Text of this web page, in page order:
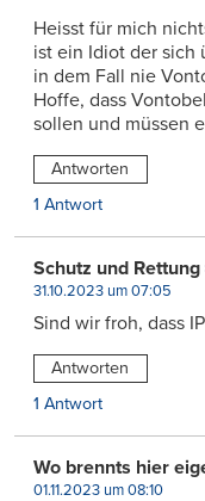
Heisst für mich
ist ein Idiot der sich
in dem Fall nie
Hoffe, dass
sollen und müssen
Antworten
1 Antwort
Schutz und Rettung
31.10.2023 um 07:05
Sind wir froh, dass
Antworten
1 Antwort
Wo brennts hier
01.11.2023 um 08:10